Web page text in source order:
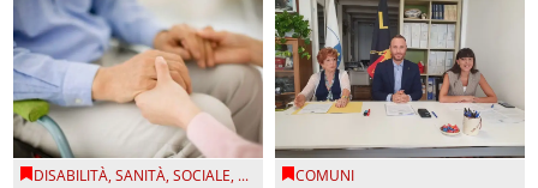
DISABILITÀ,SANITÀ,SOCIALE, ... COMUNI